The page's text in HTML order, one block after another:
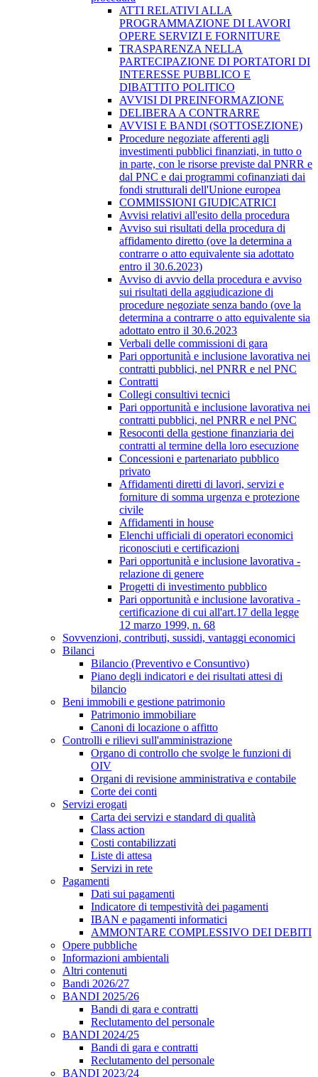
ATTI RELATIVI ALLA
PROGRAMMAZIONE DI LAVORI
OPERE SERVIZI E FORNITURE
TRASPARENZA NELLA
PARTECIPAZIONE DI PORTATORI DI
INTERESSE PUBBLICO E
DIBATTITO POLITICO
AVVISI DI PREINFORMAZIONE
DELIBERA A CONTRARRE
AVVISI E BANDI (SOTTOSEZIONE)
Procedure negoziate afferenti agli
investimenti pubblici finanziati, in tutto o
in parte, con le risorse previste dal PNRR e
dal PNC e dai programmi cofinanziati dai
fondi strutturali dell'Unione europea
COMMISSIONI GIUDICATRICI
Avvisi relativi all'esito della procedura
Avviso sui risultati della procedura di
affidamento diretto (ove la determina a
contrarre o atto equivalente sia adottato
entro il 30.6.2023)
Avviso di avvio della procedura e avviso
sui risultati della aggiudicazione di
procedure negoziate senza bando (ove la
determina a contrarre o atto equivalente sia
adottato entro il 30.6.2023
Verbali delle commissioni di gara
Pari opportunità e inclusione lavorativa nei
contratti pubblici, nel PNRR e nel PNC
Contratti
Collegi consultivi tecnici
Pari opportunità e inclusione lavorativa nei
contratti pubblici, nel PNRR e nel PNC
Resoconti della gestione finanziaria dei
contratti al termine della loro esecuzione
Concessioni e partenariato pubblico
privato
Affidamenti diretti di lavori, servizi e
forniture di somma urgenza e protezione
civile
Affidamenti in house
Elenchi ufficiali di operatori economici
riconosciuti e certificazioni
Pari opportunità e inclusione lavorativa -
relazione di genere
Progetti di investimento pubblico
Pari opportunità e inclusione lavorativa -
certificazione di cui all'art.17 della legge
12 marzo 1999, n. 68
Sovvenzioni, contributi, sussidi, vantaggi economici
Bilanci
Bilancio (Preventivo e Consuntivo)
Piano degli indicatori e dei risultati attesi di
bilancio
Beni immobili e gestione patrimonio
Patrimonio immobiliare
Canoni di locazione o affitto
Controlli e rilievi sull'amministrazione
Organo di controllo che svolge le funzioni di
OIV
Organi di revisione amministrativa e contabile
Corte dei conti
Servizi erogati
Carta dei servizi e standard di qualità
Class action
Costi contabilizzati
Liste di attesa
Servizi in rete
Pagamenti
Dati sui pagamenti
Indicatore di tempestività dei pagamenti
IBAN e pagamenti informatici
AMMONTARE COMPLESSIVO DEI DEBITI
Opere pubbliche
Informazioni ambientali
Altri contenuti
Bandi 2026/27
BANDI 2025/26
Bandi di gara e contratti
Reclutamento del personale
BANDI 2024/25
Bandi di gara e contratti
Reclutamento del personale
BANDI 2023/24